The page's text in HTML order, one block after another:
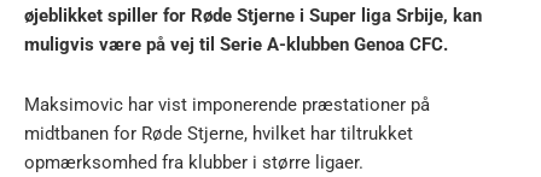
øjeblikket spiller for Røde Stjerne i Super liga Srbije, kan
muligvis være på vej til Serie A-klubben Genoa CFC.
Maksimovic har vist imponerende præstationer på
midtbanen for Røde Stjerne, hvilket har tiltrukket
opmærksomhed fra klubber i større ligaer.